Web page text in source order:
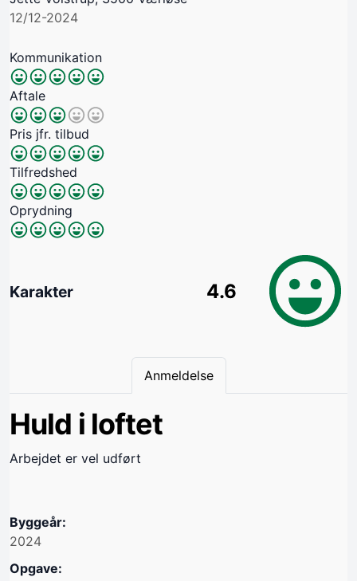
12/12-2024
Kommunikation
Aftale
Pris jfr. tilbud
Tilfredshed
Oprydning
Karakter 4.6
Anmeldelse
Huld i loftet
Arbejdet er vel udført
Byggeår:
2024
Opgave: